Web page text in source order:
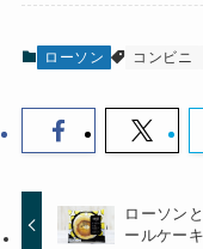
ローソン コンビニ
ローソン
ールケー